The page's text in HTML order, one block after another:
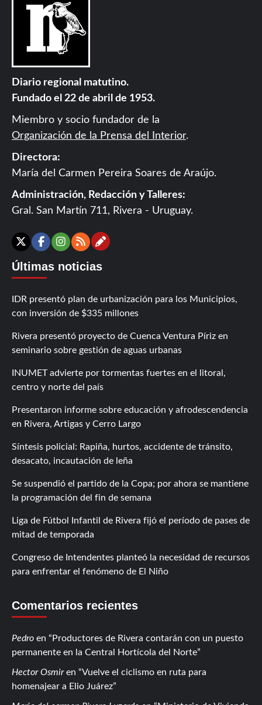
Diario regional matutino.
Fundado el 22 de abril de 1953.
Miembro y socio fundador de la
Organización de la Prensa del Interior.
Directora:
María del Carmen Pereira Soares de Araújo.
Administración, Redacción y Talleres:
Gral. San Martín 711, Rivera - Uruguay.
X Facebook
Instagram
RSSContáctanos
Últimas noticias
IDR presentó plan de urbanización para los Municipios,
con inversión de $335 millones
Rivera presentó proyecto de Cuenca Ventura Píriz en
seminario sobre gestión de aguas urbanas
INUMET advierte por tormentas fuertes en el litoral,
centro y norte del país
Presentaron informe sobre educación y afrodescendencia
en Rivera, Artigas y Cerro Largo
Síntesis policial: Rapiña, hurtos, accidente de tránsito,
desacato, incautación de leña
Se suspendió el partido de la Copa; por ahora se mantiene
la programación del fin de semana
Liga de Fútbol Infantil de Rivera fijó el período de pases de
mitad de temporada
Congreso de Intendentes planteó la necesidad de recursos
para enfrentar el fenómeno de El Niño
Comentarios recientes
Pedro en
Productores de Rivera contarán con un puesto
permanente en la Central Hortícola del Norte
Hector Osmiren
Vuelve el ciclismo en ruta para
homenajear a Elio Juárez